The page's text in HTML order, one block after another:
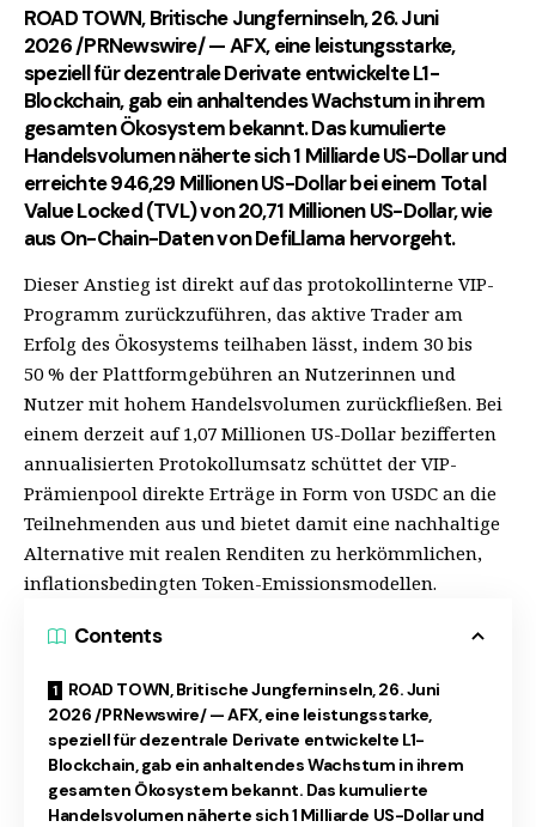
ROAD TOWN, Britische Jungferninseln, 26. Juni
2026 /PRNewswire/ —AFX, eine leistungsstarke,
speziell für dezentrale Derivate entwickelte L1-
Blockchain, gab ein anhaltendes Wachstum in ihrem
gesamten Ökosystem bekannt. Das kumulierte
Handelsvolumen näherte sich 1 Milliarde US-Dollar und
erreichte 946,29 Millionen US-Dollar bei einem Total
Value Locked (TVL) von 20,71 Millionen US-Dollar, wie
aus On-Chain-Daten vonDefiLlama hervorgeht.
Dieser Anstieg ist direkt auf das protokollinterne VIP-
Programm zurückzuführen, das aktive Trader am
Erfolg des Ökosystems teilhaben lässt, indem 30 bis
50 % der Plattformgebühren an Nutzerinnen und
Nutzer mit hohem Handelsvolumen zurückfließen. Bei
einem derzeit auf 1,07 Millionen US-Dollar bezifferten
annualisierten Protokollumsatz schüttet der VIP-
Prämienpool direkte Erträge in Form von USDC an die
Teilnehmenden aus und bietet damit eine nachhaltige
Alternative mit realen Renditen zu herkömmlichen,
inflationsbedingten Token-Emissionsmodellen.
Contents
ROAD TOWN, Britische Jungferninseln, 26. Juni
2026 /PRNewswire/ — AFX, eine leistungsstarke,
speziell für dezentrale Derivate entwickelte L1-
Blockchain, gab ein anhaltendes Wachstum in ihrem
gesamten Ökosystem bekannt. Das kumulierte
Handelsvolumen näherte sich 1 Milliarde US-Dollar und